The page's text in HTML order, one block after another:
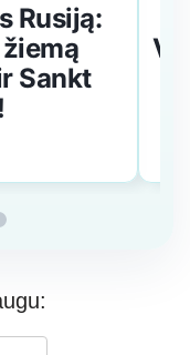
Rusiją:
Sankt